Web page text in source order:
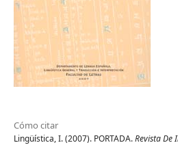
Cómo citar
Lingüística, I. (2007). PORTADA.Revista De